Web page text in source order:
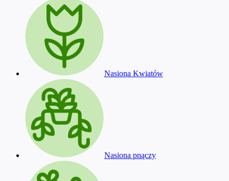
Nasiona Kwiatów
Nasiona pnączy